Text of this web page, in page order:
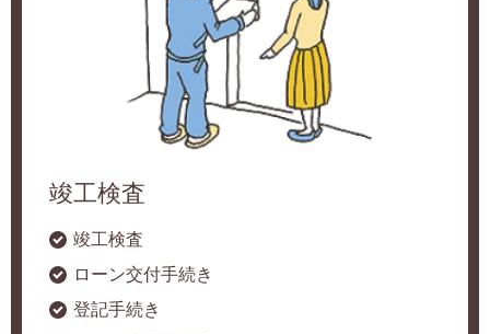
竣工検査
竣工検査
ローン交付手続き
登記手続き